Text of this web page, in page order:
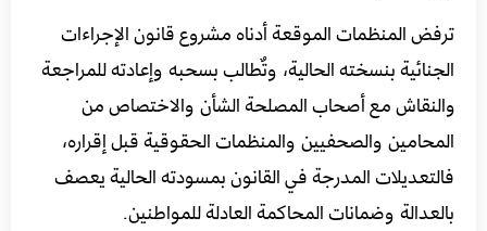
ترفض المنظمات الموقعة أدناه مشروع قانون الإجراءات
الجنائية بنسخته الحالية، وتٌطالب بسحبه وإعادته للمراجعة
والنقاش مع أصحاب المصلحة الشأن والاختصاص من
المحامين والصحفيين والمنظمات الحقوقية قبل إقراره،
فالتعديلات المدرجة في القانون بمسودته الحالية يعصف
بالعدالة وضمانات المحاكمة العادلة للمواطنين.